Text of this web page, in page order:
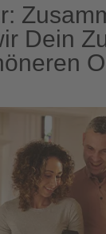
Dein